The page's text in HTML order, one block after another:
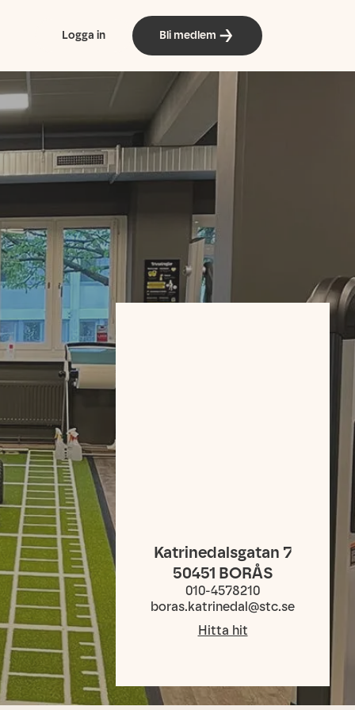
Logga in Bli medlem
Katrinedalsgatan 7
50451 BORÅS
010-4578210
boras.katrinedal@stc.se
Hitta hit